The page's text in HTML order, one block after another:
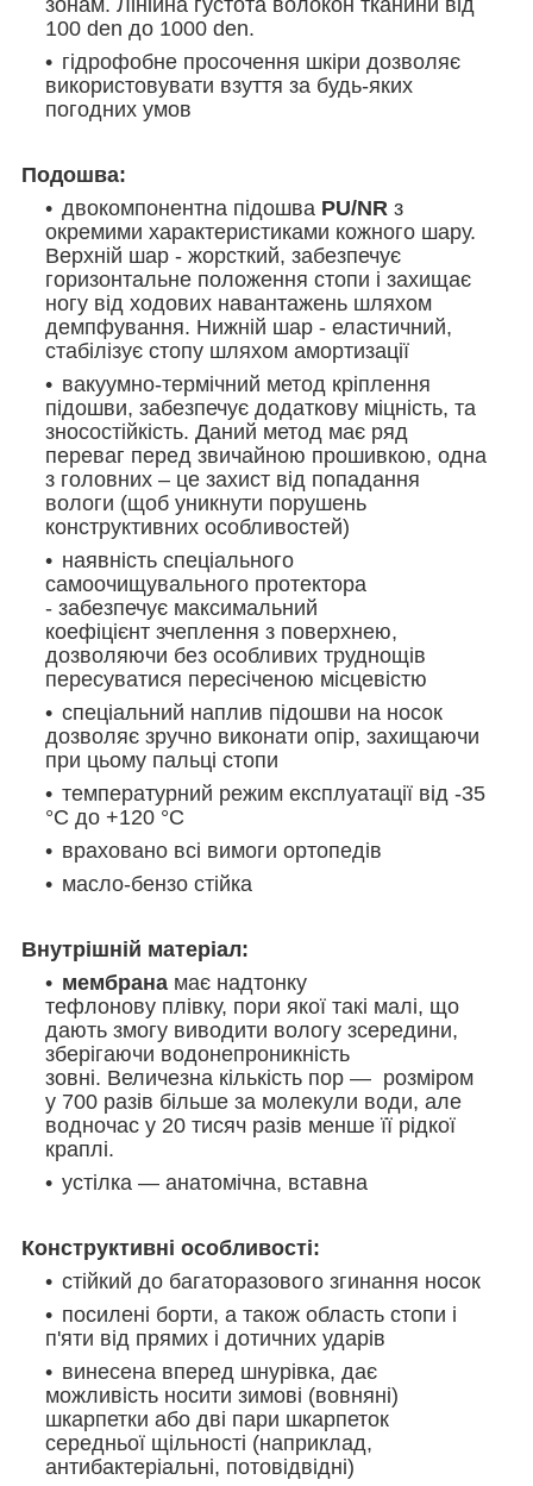
100 den до 1000 den.
гідрофобне просочення шкіри дозволяє
використовувати взуття за будь-яких
погодних умов
Подошва:
двокомпонентна підошва PU/NR з
окремими характеристиками кожного шару.
Верхній шар - жорсткий, забезпечує
горизонтальне положення стопи і захищає
ногу від ходових навантажень шляхом
демпфування. Нижній шар - еластичний,
стабілізує стопу шляхом амортизації
вакуумно-термічний метод кріплення
підошви, забезпечує додаткову міцність, та
зносостійкість. Даний метод має ряд
переваг перед звичайною прошивкою, одна
з головних – це захист від попадання
вологи (щоб уникнути порушень
конструктивних особливостей)
наявність спеціального
самоочищувального протектора
- забезпечує максимальний
коефіцієнт зчеплення з поверхнею,
дозволяючи без особливих труднощів
пересуватися пересіченою місцевістю
спеціальний наплив підошви на носок
дозволяє зручно виконати опір, захищаючи
при цьому пальці стопи
температурний режим експлуатації від -35
°C до +120 °C
враховано всі вимоги ортопедів
масло-бензо стійка
Внутрішній матеріал:
мембрана має надтонку
тефлонову плівку, пори якої такі малі, що
дають змогу виводити вологу зсередини,
зберігаючи водонепроникність
зовні. Величезна кількість пор — розміром
у 700 разів більше за молекули води, але
водночас у 20 тисяч разів менше її рідкої
краплі.
устілка — анатомічна, вставна
Конструктивні особливості:
стійкий до багаторазового згинання носок
посилені борти, а також область стопи і
п'яти від прямих і дотичних ударів
винесена вперед шнурівка, дає
можливість носити зимові (вовняні)
шкарпетки або дві пари шкарпеток
середньої щільності (наприклад,
антибактеріальні, потовідвідні)